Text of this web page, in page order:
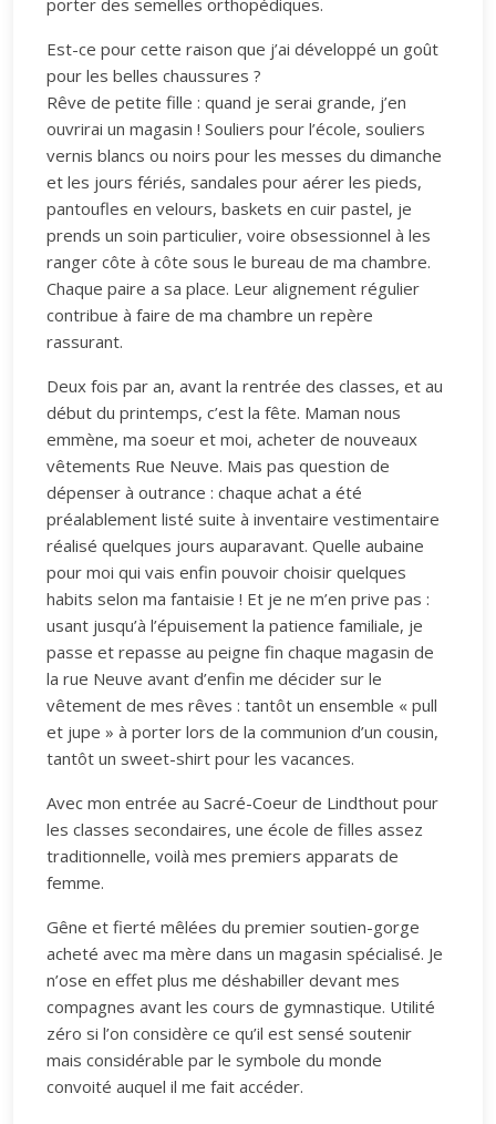
porter des semelles orthopédiques.
Est-ce pour cette raison que j’ai développé un goût
pour les belles chaussures ?
Rêve de petite fille : quand je serai grande, j’en
ouvrirai un magasin ! Souliers pour l’école, souliers
vernis blancs ou noirs pour les messes du dimanche
et les jours fériés, sandales pour aérer les pieds,
pantoufles en velours, baskets en cuir pastel, je
prends un soin particulier, voire obsessionnel à les
ranger côte à côte sous le bureau de ma chambre.
Chaque paire a sa place. Leur alignement régulier
contribue à faire de ma chambre un repère
rassurant.
Deux fois par an, avant la rentrée des classes, et au
début du printemps, c’est la fête. Maman nous
emmène, ma soeur et moi, acheter de nouveaux
vêtements Rue Neuve. Mais pas question de
dépenser à outrance : chaque achat a été
préalablement listé suite à inventaire vestimentaire
réalisé quelques jours auparavant. Quelle aubaine
pour moi qui vais enfin pouvoir choisir quelques
habits selon ma fantaisie ! Et je ne m’en prive pas :
usant jusqu’à l’épuisement la patience familiale, je
passe et repasse au peigne fin chaque magasin de
la rue Neuve avant d’enfin me décider sur le
vêtement de mes rêves : tantôt un ensemble « pull
et jupe » à porter lors de la communion d’un cousin,
tantôt un sweet-shirt pour les vacances.
Avec mon entrée au Sacré-Coeur de Lindthout pour
les classes secondaires, une école de filles assez
traditionnelle, voilà mes premiers apparats de
femme.
Gêne et fierté mêlées du premier soutien-gorge
acheté avec ma mère dans un magasin spécialisé. Je
n’ose en effet plus me déshabiller devant mes
compagnes avant les cours de gymnastique. Utilité
zéro si l’on considère ce qu’il est sensé soutenir
mais considérable par le symbole du monde
convoité auquel il me fait accéder.